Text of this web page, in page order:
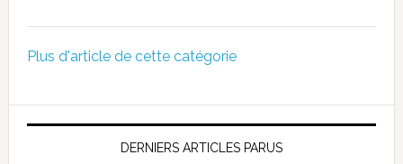
Plus d'article de cette catégorie
DERNIERS ARTICLES PARUS